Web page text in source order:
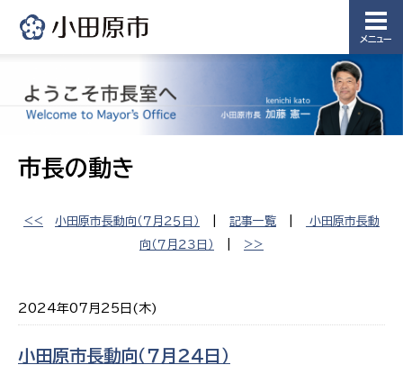
メニュー
市長の動き
<< 小田原市長動向（７月２５日） 記事一覧
小田原市長動
向（７月２３日）
>>
2024年07月25日(木)
小田原市長動向（７月２４日）